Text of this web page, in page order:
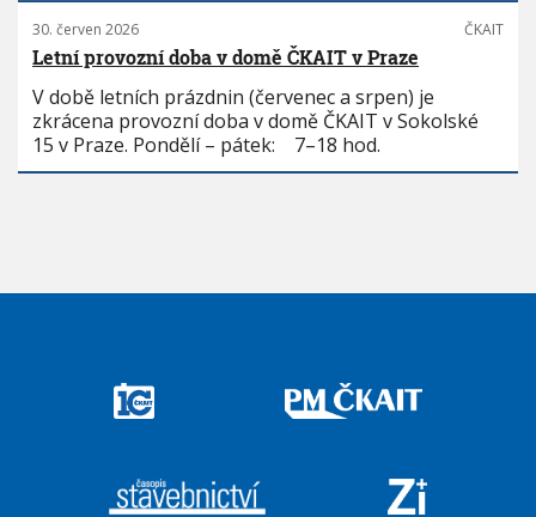
30. červen 2026 ČKAIT
Letní provozní doba v domě ČKAIT v Praze
V době letních prázdnin (červenec a srpen) je
zkrácena provozní doba v domě ČKAIT v Sokolské
15 v Praze. Pondělí – pátek: 7–18 hod.